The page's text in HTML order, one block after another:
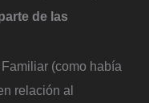
de las
(como había
relación al